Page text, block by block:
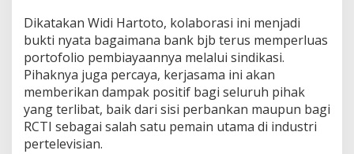
Dikatakan Widi Hartoto, kolaborasi ini menjadi
bukti nyata bagaimana bank bjb terus memperluas
portofolio pembiayaannya melalui sindikasi.
Pihaknya juga percaya, kerjasama ini akan
memberikan dampak positif bagi seluruh pihak
yang terlibat, baik dari sisi perbankan maupun bagi
RCTI sebagai salah satu pemain utama di industri
pertelevisian.